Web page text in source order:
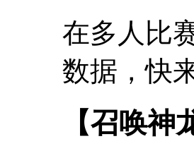
在多人比
数据，快
【召唤神